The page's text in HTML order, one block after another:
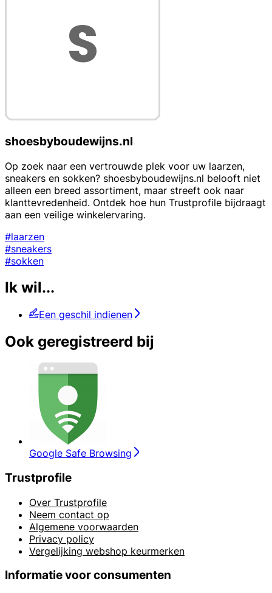
shoesbyboudewijns.nl
Op zoek naar een vertrouwde plek voor uw laarzen,
sneakers en sokken? shoesbyboudewijns.nl belooft niet
alleen een breed assortiment, maar streeft ook naar
klanttevredenheid. Ontdek hoe hun Trustprofile bijdraagt
aan een veilige winkelervaring.
#laarzen
#sneakers
#sokken
Ik wil...
Een geschil indienen
Ook geregistreerd bij
Google Safe Browsing
Trustprofile
Over Trustprofile
Neem contact op
Algemene voorwaarden
Privacy policy
Vergelijking webshop keurmerken
Informatie voor consumenten